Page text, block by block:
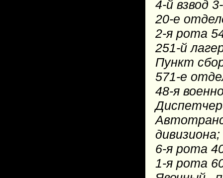
4-й взвод
20-е
2-я рота
251-й
Пункт
571-е
48-я
дивизиона;
6-я рота
1-я рота